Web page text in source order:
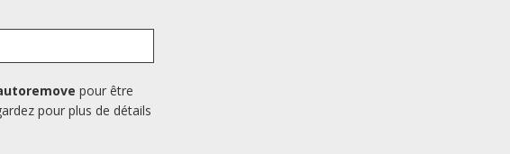
pour être
pour plus de détails